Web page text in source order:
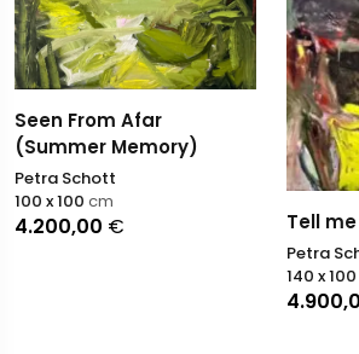
Seen From Afar
(Summer Memory)
Petra Schott
4.200,00 €
100 x 100 cm
Tell me
Petra
140 x 100